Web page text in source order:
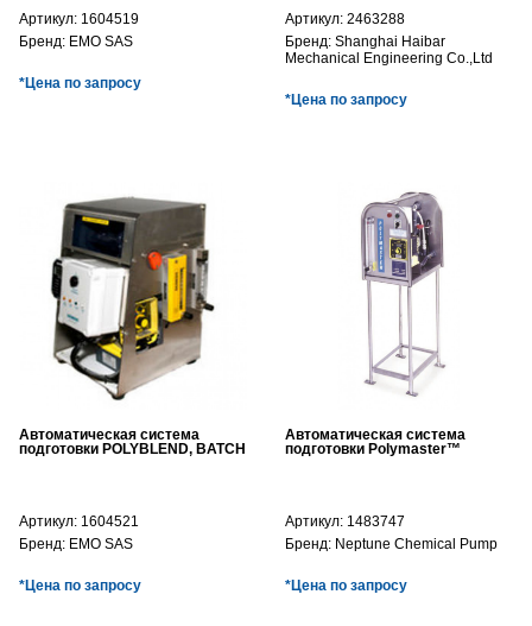
Артикул: 1604519
Бренд: EMO SAS
*Цена по запросу
Артикул: 2463288
Бренд: Shanghai Haibar
Mechanical Engineering Co.,Ltd
*Цена по запросу
Автоматическая система
подготовки POLYBLEND, BATCH
Артикул: 1604521
Бренд: EMO SAS
*Цена по запросу
Автоматическая система
подготовки Polymaster™
Артикул: 1483747
Бренд: Neptune Chemical Pump
*Цена по запросу